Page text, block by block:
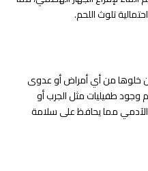
تلوث اللحم.
خلوها من أي أمراض أو عدوى
وجود طفيليات مثل الجرب أو
الآدمي مما يحافظ على سلامة